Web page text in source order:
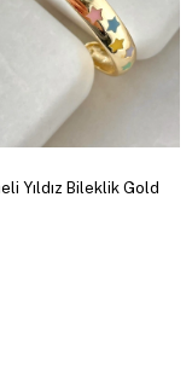
Yıldız Bileklik Gold